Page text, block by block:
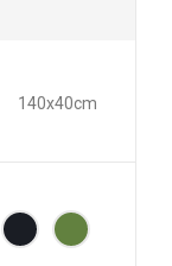
140x40cm